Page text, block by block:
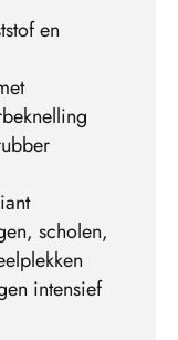
en
scholen,
intensief